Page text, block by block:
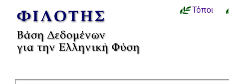
Τόποι